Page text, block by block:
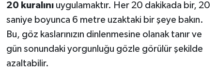
20 kuralınıuygulamaktır. Her 20 dakikada bir, 20
saniye boyunca 6 metre uzaktaki bir şeye bakın.
Bu, göz kaslarınızın dinlenmesine olanak tanır ve
gün sonundaki yorgunluğu gözle görülür şekilde
azaltabilir.